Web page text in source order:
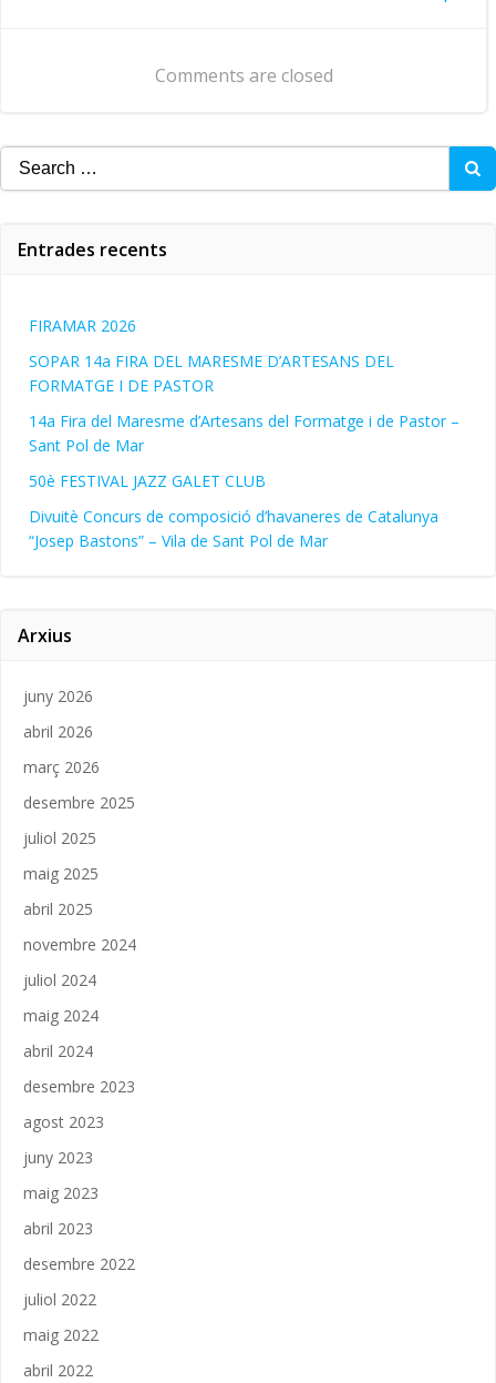
d'entradesComments are closed
Search
for:
Entrades recents
FIRAMAR 2026
SOPAR 14a FIRA DEL MARESME D’ARTESANS DEL
FORMATGE I DE PASTOR
14a Fira del Maresme d’Artesans del Formatge i de Pastor –
Sant Pol de Mar
50è FESTIVAL JAZZ GALET CLUB
Divuitè Concurs de composició d’havaneres de Catalunya
“Josep Bastons” – Vila de Sant Pol de Mar
Arxius
juny 2026
abril 2026
març 2026
desembre 2025
juliol 2025
maig 2025
abril 2025
novembre 2024
juliol 2024
maig 2024
abril 2024
desembre 2023
agost 2023
juny 2023
maig 2023
abril 2023
desembre 2022
juliol 2022
maig 2022
abril 2022